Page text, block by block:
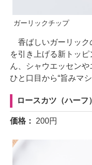
ガーリックチップ
香ばしいガーリック
を引き上げる新トッ
ん、シャウエッセンや
ひと口目から“旨みマシ
ロースカツ（ハーフ）
価格： 200円